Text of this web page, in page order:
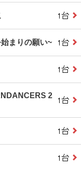
まりの願い~
2